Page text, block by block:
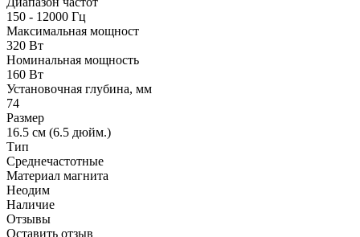
150 - 12000 Гц
Максимальная мощност
320 Вт
Номинальная мощность
160 Вт
Установочная глубина, мм
74
Размер
16.5 см (6.5 дюйм.)
Тип
Среднечастотные
Материал магнита
Неодим
Наличие
Отзывы
Оставить отзыв